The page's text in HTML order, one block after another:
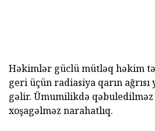
Həkimlər güclü mütləq həkim
geri üçün radiasiya qarın ağrısı
gəlir. Ümumilikdə qəbuledilməz
xoşagəlməz narahatlıq.